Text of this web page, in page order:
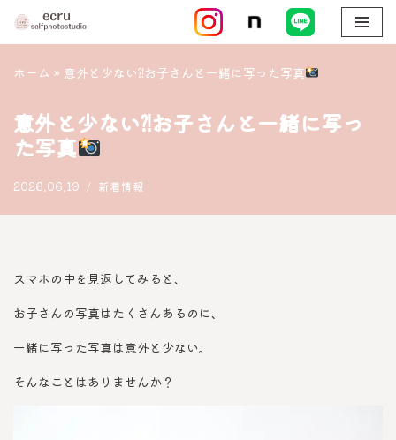
コ
ン
ン
ツ
へ
ス
ホーム » 意外と少ない⁈お子さんと一緒に写った写真
意外と少ない⁈お子さんと一緒に写っ
た写真
2026.06.19 新着情報
スマホの中を見返してみると、
お子さんの写真はたくさんあるのに、
一緒に写った写真は意外と少ない。
そんなことはありませんか？